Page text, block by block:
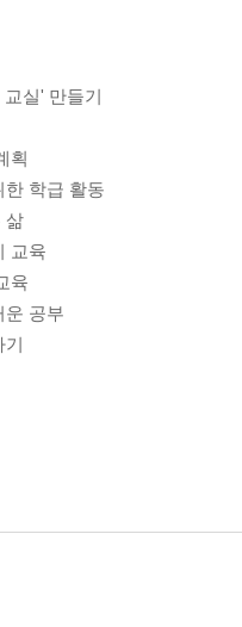
실' 만들기
획
한 학급 활동
삶
교육
육
운 공부
기